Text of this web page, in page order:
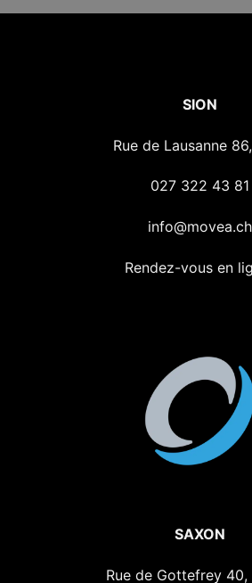
SION
Rue de Lausanne
027 322 43 81
info@movea.ch
Rendez-vous en
SAXON
Rue de Gottefrey 40,